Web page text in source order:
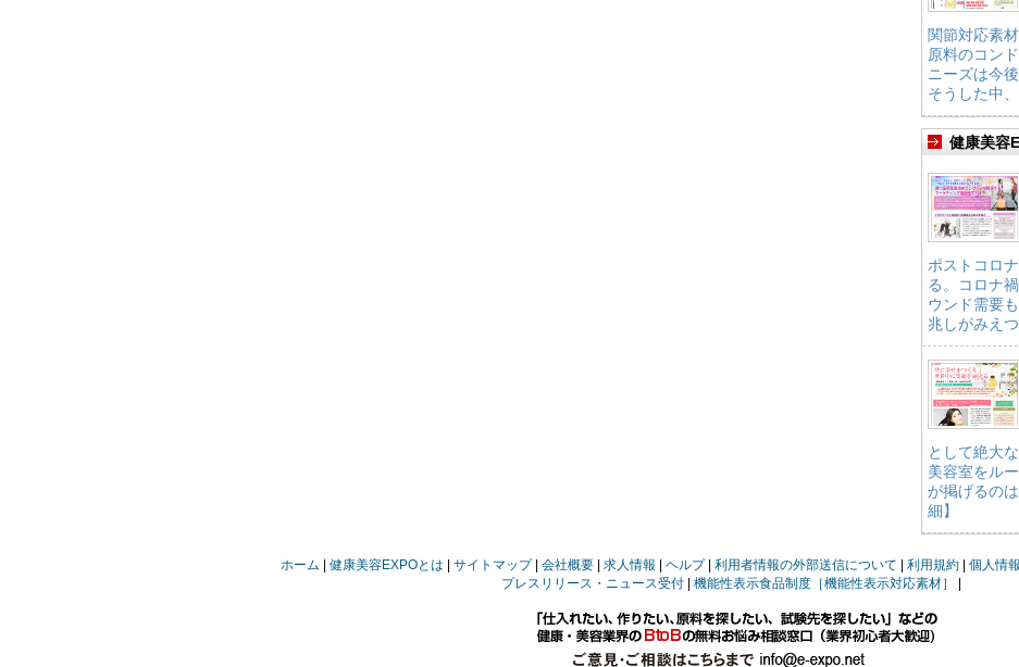
関節対応素
原料のコン
ニーズは今
そうした中
健康美容
ポストコロ
る。コロナ
ウンド需要
兆しがみえ
として絶大
美容室をル
が掲げるの
細】
ホーム 健康美容EXPOとは サイトマップ 会社概要 求人情報 ヘルプ 利用者情報の外部送信について 利用規約 個人情
プレスリリース・ニュース受付
機能性表示食品制度［機能性表示対応素材］